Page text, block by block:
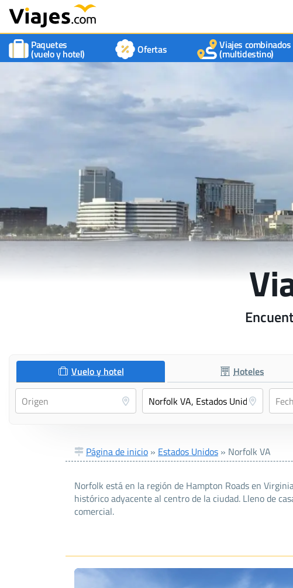
Paquetes
(vuelo y hotel) Ofertas Viajes combinados
(multidestino)
Vuelo y hotel Hoteles
Página de inicio » Estados Unidos » Norfolk VA
Norfolk está en la región de Hampton Roads en
histórico adyacente al centro de la ciudad. Lleno de
comercial.